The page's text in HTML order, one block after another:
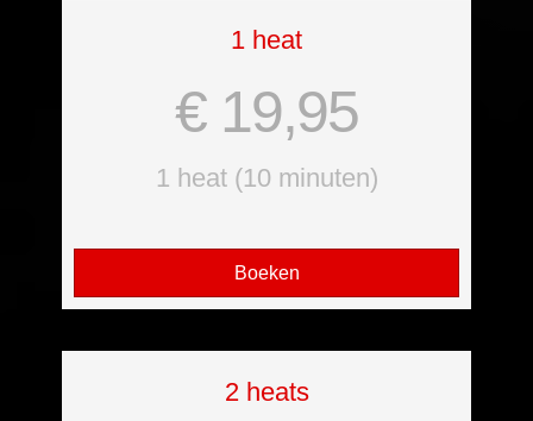
1 heat
€ 19,95
1 heat (10 minuten)
Boeken
2 heats